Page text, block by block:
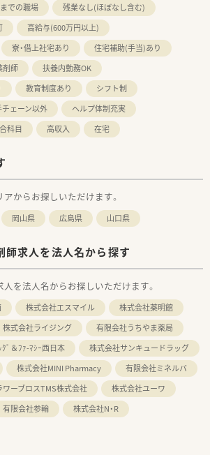
での職場
残業なし(ほぼなし含む)
高給与(600万円以上)
寮・借上社宅あり
住宅補助(手当)あり
剤師
扶養内勤務OK
教育制度あり
シフト制
ェーン以外
ヘルプ体制充実
科目 高収入 在宅
からお探しいただけます。
岡山県 広島県 山口県
師求人を法人名から探す
を法人名からお探しいただけます。
株式会社エスマイル
株式会社薬明館
株式会社ライジング
有限会社うちやま薬局
ﾞ＆ﾌｧ-ﾏｼｰ西日本
株式会社サンキュードラッグ
株式会社MINI Pharmacy
有限会社ミネルバ
ワーブロスTMS株式会社
株式会社ユーワ
有限会社参輪 株式会社N・R